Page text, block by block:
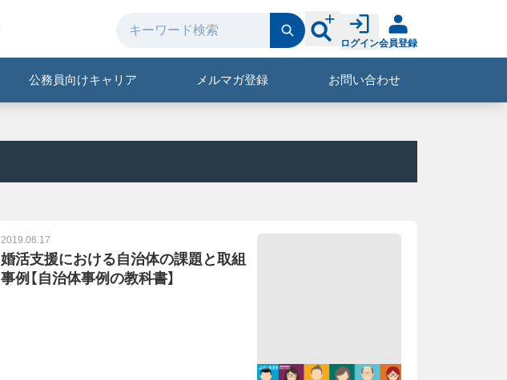
ログイン会員登録
公務員向けキャリア メルマガ登録 お問い合わせ
2019.06.17
婚活支援における自治体の課題と取組
事例【自治体事例の教科書】